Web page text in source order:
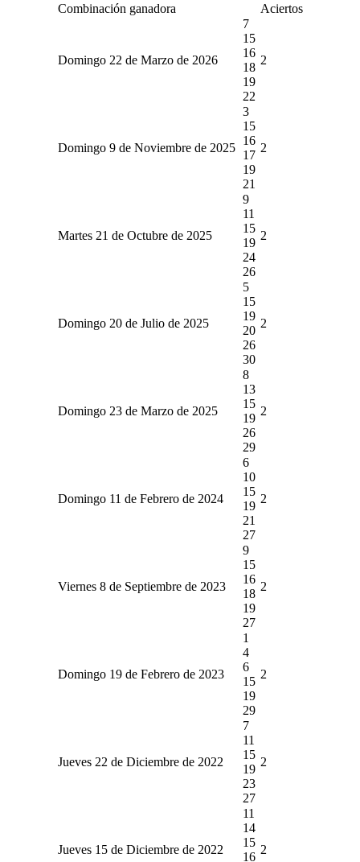
Combinación ganadora Aciertos
Domingo 22 de Marzo de 2026
7
15
16
18
19
22
2
Domingo 9 de Noviembre de 2025
3
15
16
17
19
21
2
Martes 21 de Octubre de 2025
9
11
15
19
24
26
2
Domingo 20 de Julio de 2025
5
15
19
20
26
30
2
Domingo 23 de Marzo de 2025
8
13
15
19
26
29
2
Domingo 11 de Febrero de 2024
6
10
15
19
21
27
2
Viernes 8 de Septiembre de 2023
9
15
16
18
19
27
2
Domingo 19 de Febrero de 2023
1
4
6
15
19
29
2
Jueves 22 de Diciembre de 2022
7
11
15
19
23
27
2
Jueves 15 de Diciembre de 2022
11
14
15
16
2